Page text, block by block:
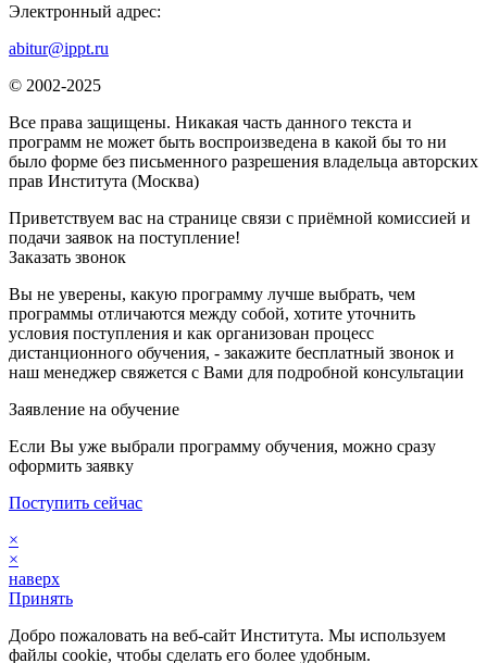
Электронный адрес:
abitur@ippt.ru
© 2002-2025
Все права защищены. Никакая часть данного текста и
программ не может быть воспроизведена в какой бы то ни
было форме без письменного разрешения владельца авторских
прав Института (Москва)
Приветствуем вас на странице связи с приёмной комиссией и
подачи заявок на поступление!
Заказать звонок
Вы не уверены, какую программу лучше выбрать, чем
программы отличаются между собой, хотите уточнить
условия поступления и как организован процесс
дистанционного обучения, - закажите бесплатный звонок и
наш менеджер свяжется с Вами для подробной консультации
Заявление на обучение
Если Вы уже выбрали программу обучения, можно сразу
оформить заявку
Поступить сейчас
×
×
наверх
Принять
Добро пожаловать на веб-сайт Института. Мы используем
файлы cookie, чтобы сделать его более удобным.